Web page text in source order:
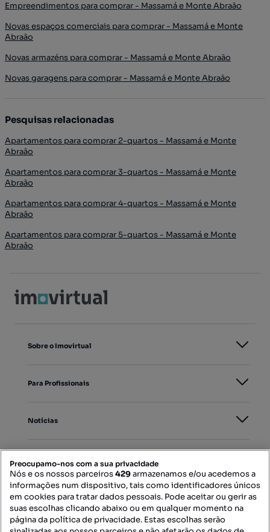
Empreendimentos para comprar - Massamá e Monte Abraão
Novas espaços comerciais para comprar - Massamá e Monte
Abraão
Novas armazéns para comprar - Massamá e Monte Abraão
Novas garagens para comprar - Massamá e Monte Abraão
Pesquisas relacionadas
Apartamentos para comprar 2-quartos - Massamá e Monte
Abraão
Apartamentos para comprar 3-quartos - Massamá e Monte
Abraão
Apartamentos para comprar 4-quartos - Massamá e Monte
Abraão
Apartamentos para comprar 5-quartos - Massamá e Monte
Abraão
Sobre o Imovirtual
Para Profissionais
Notícias
Mapa do Site
Preocupamo-nos com a sua privacidade
Nós e os nossos parceiros429armazenamos e/ou acedemos a
informações num dispositivo, tais como identificadores únicos
em cookies para tratar dados pessoais. Pode aceitar ou gerir as
suas escolhas clicando abaixo ou em qualquer momento na
página da política de privacidade. Estas escolhas serão